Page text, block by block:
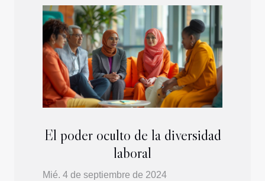
El poder oculto de la diversidad
laboral
Mié. 4 de septiembre de 2024